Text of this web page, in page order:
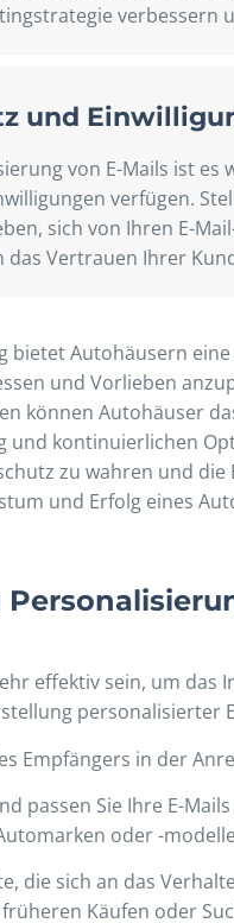
verbessern
und
von E-Mails ist
verfügen.
sich von Ihren E-
das Vertrauen Ihrer
bietet Autohäusern
und Vorlieben
können Autohäuser
kontinuierlichen
zu wahren und
und Erfolg eines
effektiv sein, um das
personalisierter
Empfängers in der
passen Sie Ihre E-
oder -
die sich an das
Käufen oder